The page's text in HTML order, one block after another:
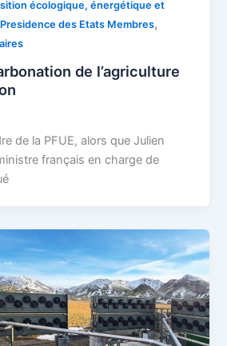
écologique, énergétique et
Presidence des Etats Membres,
de l’agriculture
de la PFUE, alors que Julien
français en charge de